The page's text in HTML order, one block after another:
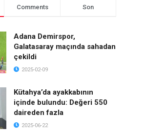
Comments Son
Adana Demirspor,
Galatasaray maçında sahadan
çekildi
2025-02-09
Kütahya’da ayakkabının
içinde bulundu: Değeri 550
daireden fazla
2025-06-22